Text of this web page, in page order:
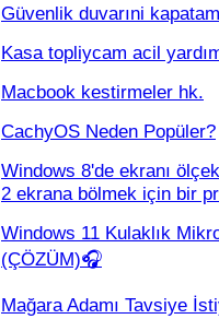
Güvenlik duvarıni
Kasa topliycam acil
Macbook kestirmeler hk.
CachyOS Neden Popüler?
Windows 8'de ekranı
2 ekrana bölmek için bir
Windows 11 Kulaklık
(ÇÖZÜM)🎧
Mağara Adamı Tavsiye